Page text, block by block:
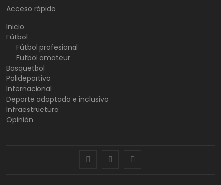
Acceso rápido
Inicio
Fútbol
Fútbol profesional
Futbol amateur
Basquetbol
Polideportivo
Internacional
Deporte adaptado e inclusivo
Infraestructura
Opinión
facebook twitter